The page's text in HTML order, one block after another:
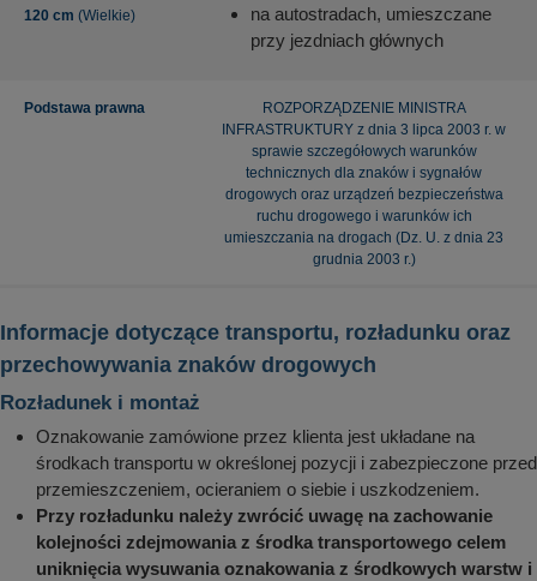
120 cm (Wielkie)
na autostradach, umieszczane
przy jezdniach głównych
Podstawa prawna
ROZPORZĄDZENIE MINISTRA
INFRASTRUKTURY z dnia 3 lipca 2003 r. w
sprawie szczegółowych warunków
technicznych dla znaków i sygnałów
drogowych oraz urządzeń bezpieczeństwa
ruchu drogowego i warunków ich
umieszczania na drogach (Dz. U. z dnia 23
grudnia 2003 r.)
Informacje dotyczące transportu, rozładunku oraz
przechowywania znaków drogowych
Rozładunek i montaż
Oznakowanie zamówione przez klienta jest układane na
środkach transportu w określonej pozycji i zabezpieczone przed
przemieszczeniem, ocieraniem o siebie i uszkodzeniem.
Przy rozładunku należy zwrócić uwagę na zachowanie
kolejności zdejmowania z środka transportowego celem
uniknięcia wysuwania oznakowania z środkowych warstw i